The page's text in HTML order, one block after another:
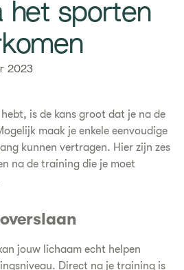
het sporten
2023
is de kans groot dat je na de
maak je enkele eenvoudige
kunnen vertragen. Hier zijn zes
na de training die je moet
jouw lichaam echt helpen
Direct na je training is